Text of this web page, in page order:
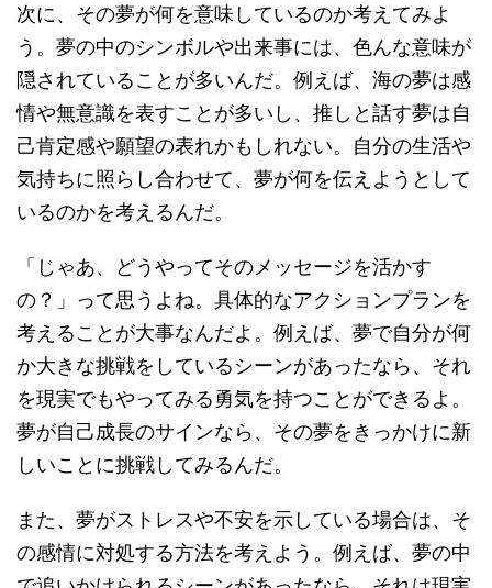
次に、その夢が何を意味しているのか考えてみよ
う。夢の中のシンボルや出来事には、色んな意味が
隠されていることが多いんだ。例えば、海の夢は感
情や無意識を表すことが多いし、推しと話す夢は自
己肯定感や願望の表れかもしれない。自分の生活や
気持ちに照らし合わせて、夢が何を伝えようとして
いるのかを考えるんだ。
「じゃあ、どうやってそのメッセージを活かす
の？」って思うよね。具体的なアクションプランを
考えることが大事なんだよ。例えば、夢で自分が何
か大きな挑戦をしているシーンがあったなら、それ
を現実でもやってみる勇気を持つことができるよ。
夢が自己成長のサインなら、その夢をきっかけに新
しいことに挑戦してみるんだ。
また、夢がストレスや不安を示している場合は、そ
の感情に対処する方法を考えよう。例えば、夢の中